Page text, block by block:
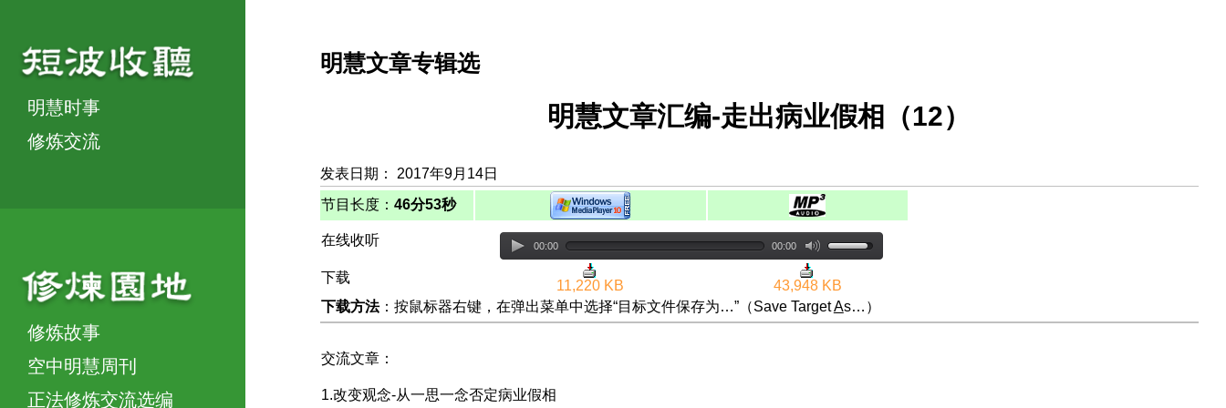
明慧时事
修炼交流
修炼故事
空中明慧周刊
正法修炼交流选编
明慧文章专辑选
明慧文章汇编-走出病业假相（12）
发表日期： 2017年9月14日
节目长度： 46分53秒
在线收听 00:00 00:00
下载
11,220 KB
43,948 KB
下载方法：按鼠标器右键，在弹出菜单中选择“目标文件保存为…”（Save TargetAs…）
交流文章：
1.改变观念-从一思一念否定病业假相